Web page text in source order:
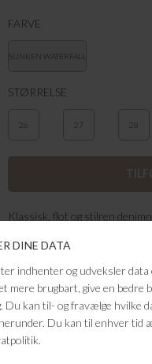
FARVE
SUNKEN WATERFALL
STØRRELSE
26 27 28
Klassisk, flot og stilren
Farve: Sunken Waterfall
Kvalitet: 98% Bomuld, 2%
FRAGTFRI LEVERING